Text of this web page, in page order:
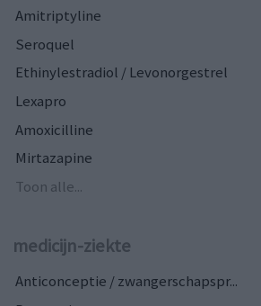
Amitriptyline
Seroquel
Ethinylestradiol / Levonorgestrel
Lexapro
Amoxicilline
Mirtazapine
Toon alle...
medicijn-ziekte
Anticonceptie / zwangerschapspr...